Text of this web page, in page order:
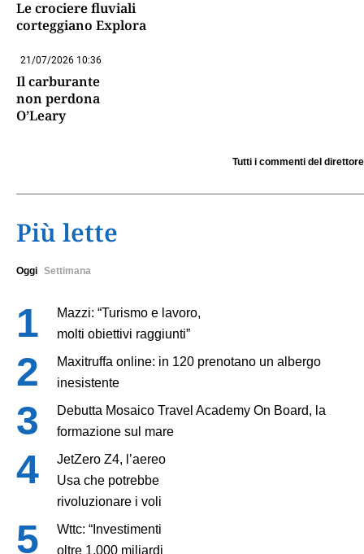
Le crociere fluviali
corteggiano Explora
21/07/2026 10:36
Il carburante
non perdona
O’Leary
Tutti i commenti del direttore
Più lette
Oggi Settimana
Mazzi: “Turismo e lavoro,
molti obiettivi raggiunti”
Maxitruffa online: in 120 prenotano un albergo
inesistente
Debutta Mosaico Travel Academy On Board, la
formazione sul mare
JetZero Z4, l’aereo
Usa che potrebbe
rivoluzionare i voli
Wttc: “Investimenti
oltre 1.000 miliardi